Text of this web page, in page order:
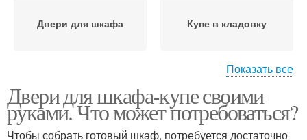
Двери для шкафа Купе в кладовку
Купе в кладовую
Показать все
Двери для шкафа-купе своими
руками. Что может потребоваться?
Чтобы собрать готовый шкаф, потребуется достаточно